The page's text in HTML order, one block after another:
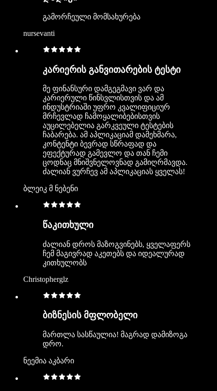
გამორჩეული მომსახურება
nursevanti
კარიერის განვითარების ტესტი
მე ფინანსური დამგეგმავი ვარ და
კარიერული წინსვლისთვის და ამ
ინდუსტრიაში უფრო კვალიფიციურ
მრჩევლად ჩამოყალიბებისთვის
აუცილებელია გარკვეული ტესტების
ჩაბარება. ამ აპლიკაციამ დამეხმარა,
კონტენტი ბევრად სწრაფად და
ეფექტურად გამევლო და თან ჩემი
ცოდნაც მნიშვნელოვნად გამიღრმავდა.
ძალიან ვურჩევ ამ აპლიკაციას ყველას!
ბლეიკ მ ნებენი
წაკითხული
ძალიან დროს მაზოგვინებს, ყველაფერს
ჩემ მაგივრად აკეთებს და იდეალურად
კითხულობს
Christopherglz
ბიზნესის მფლობელი
მართლა სასწაულია! მაგრად დამიზოგა
დრო.
ნეემია აკბარი